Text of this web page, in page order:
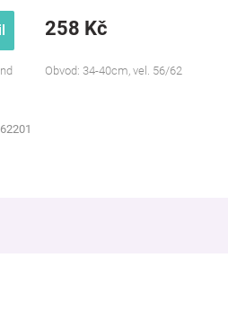
258 Kč
Obvod: 34-40cm, vel. 56/62